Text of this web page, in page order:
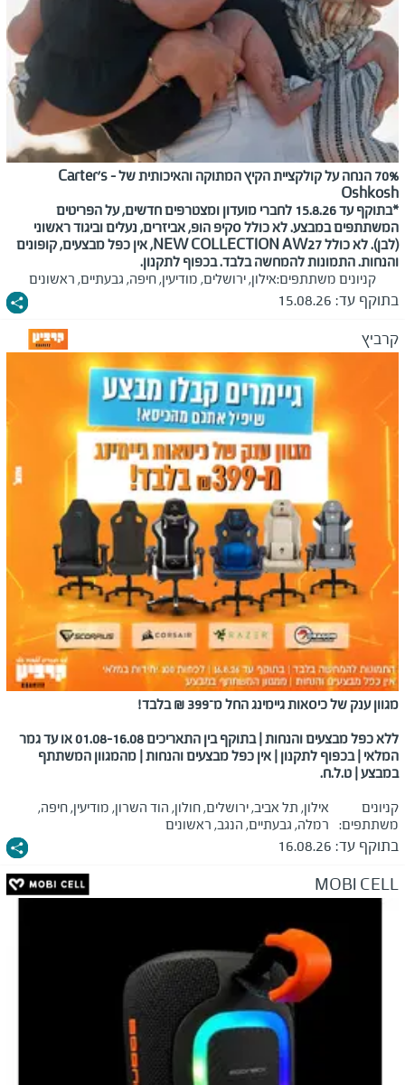
70% הנחה על קולקציית הקיץ המתוקה והאיכותית של Carter's -
Oshkosh
*בתוקף עד 15.8.26 לחברי מועדון ומצטרפים חדשים, על הפריטים
המשתתפים במבצע. לא כולל סקיפ הופ, אביזרים, נעלים וביגוד ראשוני
(לבן). לא כולל NEW COLLECTION AW27, אין כפל מבצעים, קופונים
והנחות. התמונות להמחשה בלבד. בכפוף לתקנון.
קניונים משתתפים:אילון, ירושלים, מודיעין, חיפה, גבעתיים, ראשונים
בתוקף עד: 15.08.26
קרביץ
מגוון ענק של כיסאות גיימינג החל מ־399 ₪ בלבד!
ללא כפל מבצעים והנחות | בתוקף בין התאריכים 01.08-16.08 או עד גמר
המלאי | בכפוף לתקנון | אין כפל מבצעים והנחות | מהמגוון המשתתף
במבצע | ט.ל.ח.
קניונים
משתתפים:
אילון, תל אביב, ירושלים, חולון, הוד השרון, מודיעין, חיפה,
רמלה, גבעתיים, הנגב, ראשונים
בתוקף עד: 16.08.26
MOBI CELL